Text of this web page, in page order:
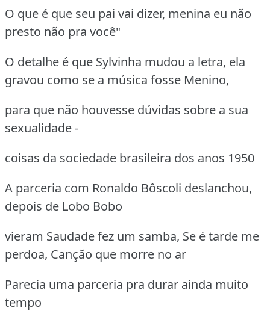
O que é que seu pai vai dizer, menina eu não
presto não pra você"
O detalhe é que Sylvinha mudou a letra, ela
gravou como se a música fosse Menino,
para que não houvesse dúvidas sobre a sua
sexualidade -
coisas da sociedade brasileira dos anos 1950
A parceria com Ronaldo Bôscoli deslanchou,
depois de Lobo Bobo
vieram Saudade fez um samba, Se é tarde me
perdoa, Canção que morre no ar
Parecia uma parceria pra durar ainda muito
tempo